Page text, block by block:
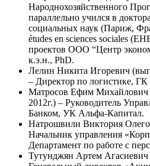
Народнохозяйственного
параллельно учился в
социальных наук (Париж,
études en sciences sociales
проектов ООО “Центр
к.э.н., PhD.
Лелин Никита Игоревич
– Директор по логистике,
Матросов Ефим Михайлович
2012г.) – Руководитель
Банком, УК Альфа-Капитал.
Натрошвили Виктория
Начальник управления
Департамент по работе с
Тутунджян Артем Агасиевич